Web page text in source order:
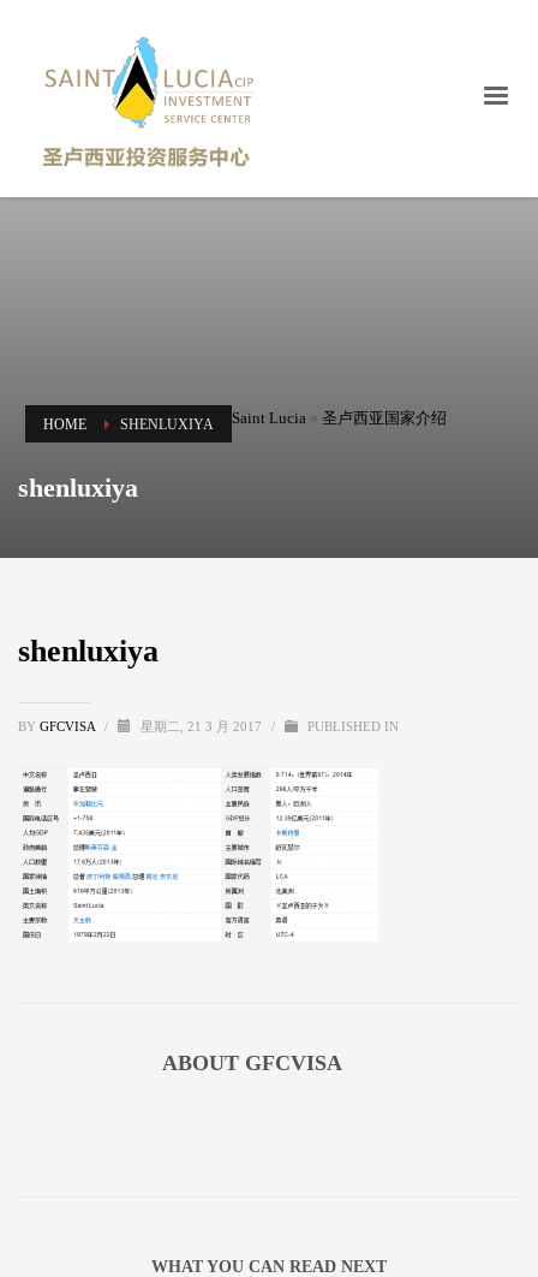
HOME Saint Lucia » 圣卢西亚国家介绍
SHENLUXIYA
shenluxiya
shenluxiya
BY GFCVISA / 星期二, 21 3 月 2017 / PUBLISHED IN
ABOUT GFCVISA
WHAT YOU CAN READ NEXT